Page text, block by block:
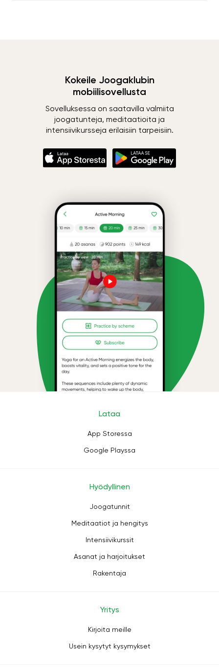
Kokeile Joogaklubin
mobiilisovellusta
Sovelluksessa on saatavilla valmiita
joogatunteja, meditaatioita ja
intensiivikursseja erilaisiin tarpeisiin.
Lataa
App Storessa
Google Playssa
Hyödyllinen
Joogatunnit
Meditaatiot ja hengitys
Intensiivikurssit
Asanat ja harjoitukset
Rakentaja
Yritys
Kirjoita meille
Usein kysytyt kysymykset